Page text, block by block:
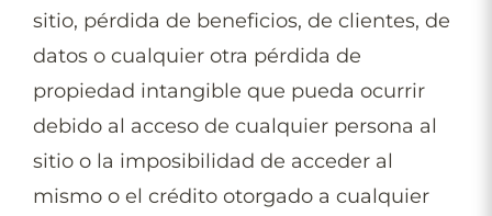
sitio, pérdida de beneficios, de clientes, de
datos o cualquier otra pérdida de
propiedad intangible que pueda ocurrir
debido al acceso de cualquier persona al
sitio o la imposibilidad de acceder al
mismo o el crédito otorgado a cualquier